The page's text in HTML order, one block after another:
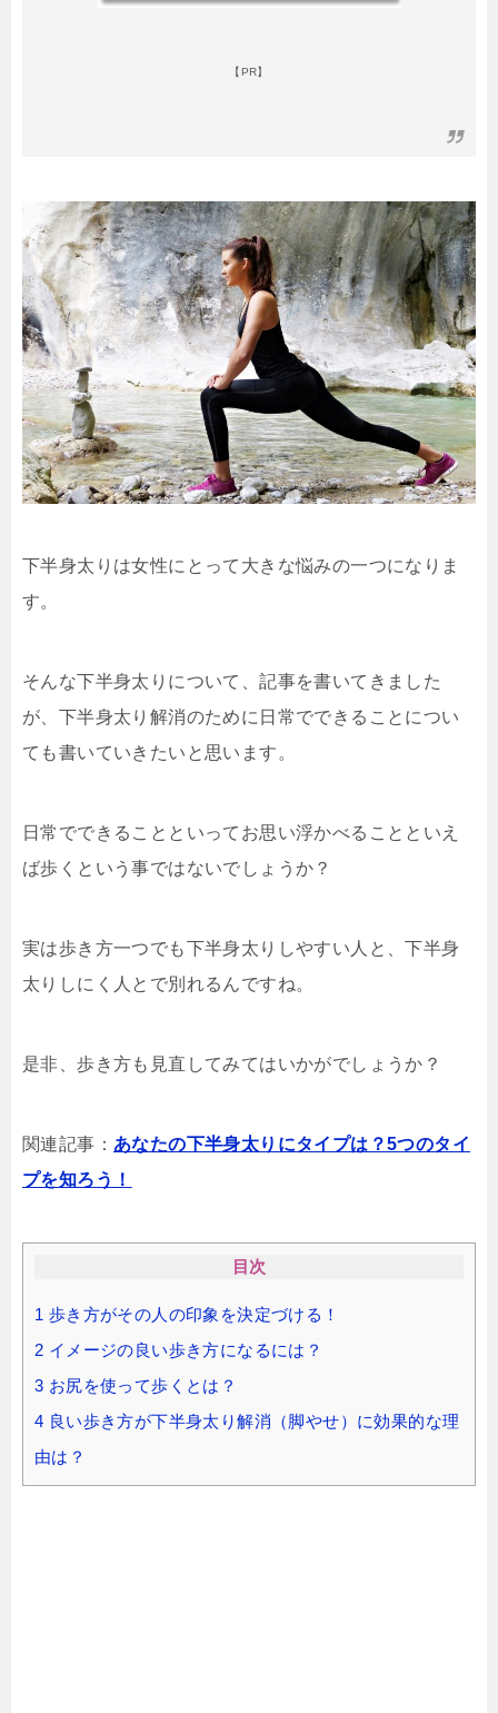
【PR】
下半身太りは女性にとって大きな悩みの一つになりま
す。
そんな下半身太りについて、記事を書いてきました
が、下半身太り解消のために日常でできることについ
ても書いていきたいと思います。
日常でできることといってお思い浮かべることといえ
ば歩くという事ではないでしょうか？
実は歩き方一つでも下半身太りしやすい人と、下半身
太りしにく人とで別れるんですね。
是非、歩き方も見直してみてはいかがでしょうか？
関連記事： あなたの下半身太りにタイプは？5つのタイ
プを知ろう！
目次
1 歩き方がその人の印象を決定づける！
2 イメージの良い歩き方になるには？
3 お尻を使って歩くとは？
4 良い歩き方が下半身太り解消（脚やせ）に効果的な理
由は？